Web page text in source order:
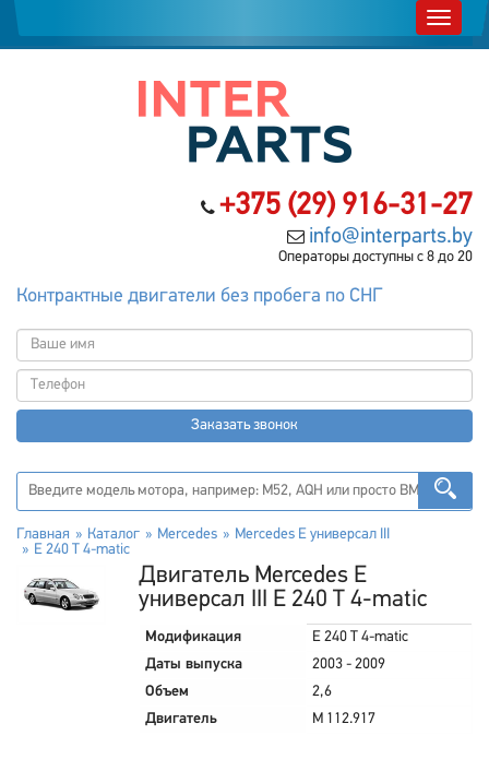
+375 (29) 916-31-27
info@interparts.by
Операторы доступны с 8 до 20
Контрактные двигатели без пробега по СНГ
Заказать звонок
Главная Каталог Mercedes
Mercedes E универсал III
E 240 T 4-matic
Двигатель Mercedes E
универсал III E 240 T 4-matic
Модификация
E 240 T 4-matic
Даты выпуска
2003 - 2009
Объем
2,6
Двигатель
M 112.917